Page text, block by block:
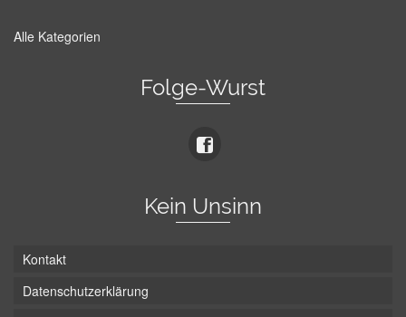
Alle Kategorien
Folge-Wurst
Kein Unsinn
Kontakt
Datenschutzerklärung